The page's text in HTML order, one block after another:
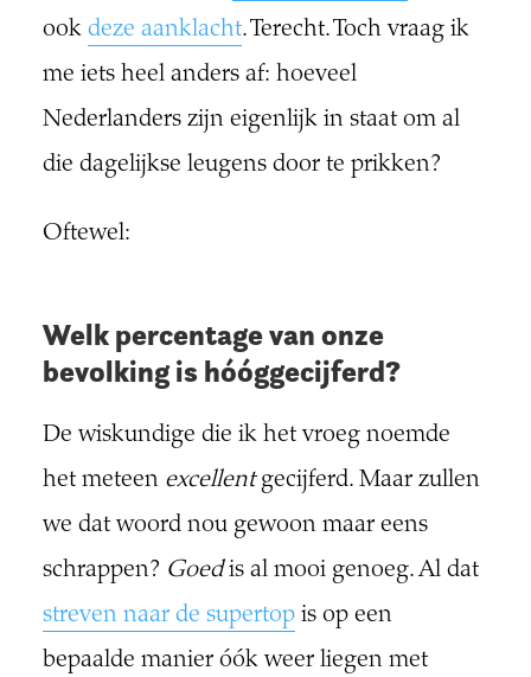
ook deze aanklacht. Terecht. Toch vraag ik
me iets heel anders af: hoeveel
Nederlanders zijn eigenlijk in staat om al
die dagelijkse leugens door te prikken?
Oftewel:
Welk percentage van onze
bevolking is hóóggecijferd?
De wiskundige die ik het vroeg noemde
het meteen excellentgecijferd. Maar zullen
we dat woord nou gewoon maar eens
schrappen? Goedis al mooi genoeg. Al dat
streven naar de supertopis op een
bepaalde manier óók weer liegen met